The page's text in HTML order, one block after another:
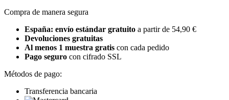
Compra de manera segura
España: envío estándar gratuito a partir de 54,90 €
Devoluciones gratuitas
Al menos 1 muestra gratis con cada pedido
Pago seguro con cifrado SSL
Métodos de pago:
Transferencia bancaria